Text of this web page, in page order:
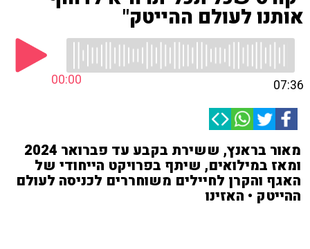
אותנו לעולם ההייטק"
00:00 07:36
מאור בראנץ, ששירת בקבע עד פברואר 2024
ומאז במילואים, שיתף בפרויקט הייחודי של
האגף והקרן לחיילים משוחררים לכניסה לעולם
ההייטק • האזינו